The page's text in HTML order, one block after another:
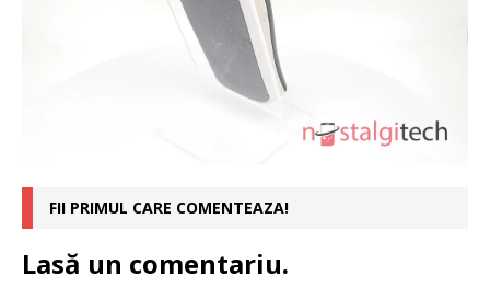
FII PRIMUL CARE COMENTEAZA!
Lasă un comentariu.